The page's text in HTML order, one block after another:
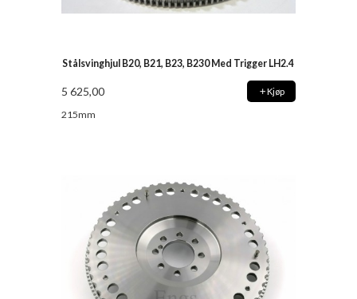
Stålsvinghjul B20, B21, B23, B230 Med Trigger LH2.4
5 625,00 Kjøp
215mm